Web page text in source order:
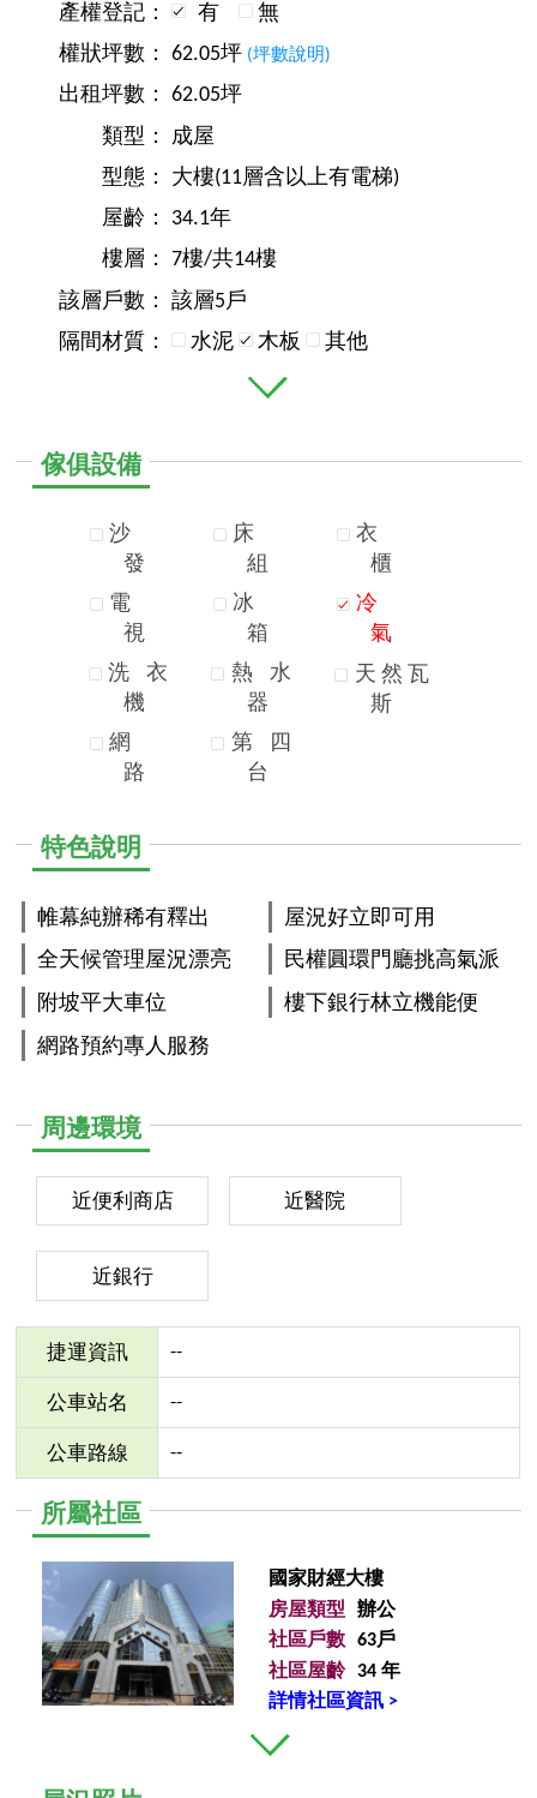
產權登記：
有
無
權狀坪數：
62.05坪 (坪數說明)
出租坪數：
62.05坪
類型：
成屋
型態：
大樓(11層含以上有電梯)
屋齡：
34.1年
樓層：
7樓/共14樓
該層戶數：
該層5戶
隔間材質：
水泥 木板 其他
傢俱設備
沙
發
電
視
洗
衣
機
網
路
床
組
冰
箱
熱
水
器
第
四
台
衣
櫃
冷
氣
天 然 瓦
斯
特色說明
帷幕純辦稀有釋出
全天候管理屋況漂亮
附坡平大車位
網路預約專人服務
屋況好立即可用
民權圓環門廳挑高氣派
樓下銀行林立機能便
周邊環境
近便利商店 近醫院
近銀行
捷運資訊 --
公車站名 --
公車路線 --
所屬社區
國家財經大樓
房屋類型
辦公
社區戶數
63戶
社區屋齡
34 年
詳情社區資訊 >